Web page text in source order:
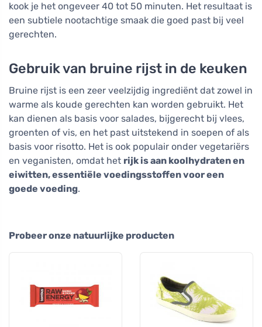
kook je het ongeveer 40 tot 50 minuten. Het resultaat is
een subtiele nootachtige smaak die goed past bij veel
gerechten.
Gebruik van bruine rijst in de keuken
Bruine rijst is een zeer veelzijdig ingrediënt dat zowel in
warme als koude gerechten kan worden gebruikt. Het
kan dienen als basis voor salades, bijgerecht bij vlees,
groenten of vis, en het past uitstekend in soepen of als
basis voor risotto. Het is ook populair onder vegetariërs
en veganisten, omdat het rijk is aan koolhydraten en
eiwitten, essentiële voedingsstoffen voor een
goede voeding.
Probeer onze natuurlijke producten